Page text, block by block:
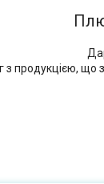
з продукцією, що